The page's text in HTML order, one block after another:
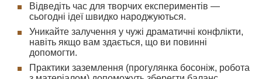
Відведіть час для творчих експериментів —
сьогодні ідеї швидко народжуються.
Уникайте залучення у чужі драматичні конфлікти,
навіть якщо вам здається, що ви повинні
допомогти.
Практики заземлення (прогулянка босоніж, робота